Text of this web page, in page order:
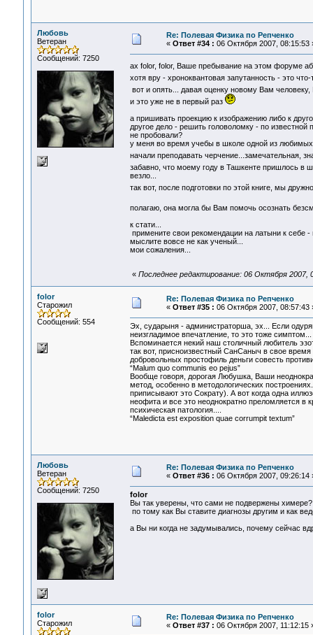
Любовь
Ветеран
Сообщений: 7250
Re: Полевая Физика по Репченко
« Ответ #34 : 06 Октября 2007, 08:15:53
ах folor, folor, Ваше пребывание на этом форуме
хотя вру - хроноквантовая запутанность - это
вот и опять... давая оценку новому Вам
и это уже не в первый раз
а пришивать проекцию к изображению либо к
другое дело - решить головоломку - по известной
не пробовали?
у меня во время учебы в школе одной из любимых
начали преподавать черчение...замечательная,
забавно, что моему году в Ташкенте пришлось в
везло...
так вот, после подготовки по этой книге, мы
полагаю, она могла бы Вам помочь осознать
к стати...
примените свои рекомендации на латыни к себе
мыслите вовсе не как ученый...
мои сожаления...
« Последнее редактирование: 06 Октября 2007,
folor
Старожил
Сообщений: 554
Re: Полевая Физика по Репченко
« Ответ #35 : 06 Октября 2007, 08:57:43
Эх, сударыня - администраторша, эх... Если
неизгладимое впечатление, то это тоже симптом...
Вспоминается некий наш столичный любитель
так вот, присноизвестный СанСаныч в свое
добровольных простофиль деньги совесть
“Malum quo communis eo pejus”
Вообще говоря, дорогая Любушка, Ваши
метод, особенно в методологических
приписывают это Сократу). А вот когда одна
неофита и все это неоднократно преломляется в
психическая патология....
“Maledicta est exposition quae corrumpit textum”
Любовь
Ветеран
Сообщений: 7250
Re: Полевая Физика по Репченко
« Ответ #36 : 06 Октября 2007, 09:26:14
folor
Вы так уверены, что сами не подвержены
по тому как Вы ставите диагнозы другим и как
а Вы ни когда не задумывались, почему сейчас
folor
Старожил
Re: Полевая Физика по Репченко
« Ответ #37 : 06 Октября 2007, 11:12:15